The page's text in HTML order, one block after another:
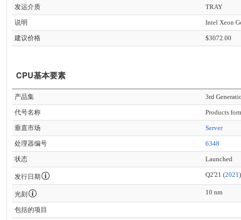
发运介质 TRAY
说明 Intel Xeon
建议价格 $3072.00
CPU基本要素
产品集 3rd
代号名称 Products
垂直市场 Server
处理器编号 6348
状态 Launched
发行日期 Q2'21 (2021)
光刻 10 nm
包括的项目